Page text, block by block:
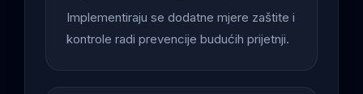
Implementiraju se dodatne mjere zaštite i
kontrole radi prevencije budućih prijetnji.